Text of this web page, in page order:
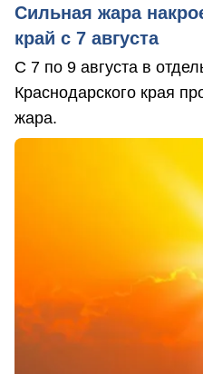
Сильная жара
край с 7 августа
С 7 по 9 августа в
Краснодарского края
жара.